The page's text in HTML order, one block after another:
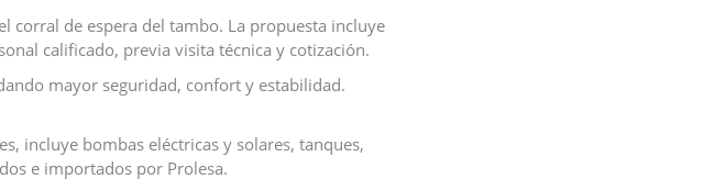
corral de espera del tambo. La propuesta incluye
calificado, previa visita técnica y cotización.
mayor seguridad, confort y estabilidad.
incluye bombas eléctricas y solares, tanques,
e importados por Prolesa.